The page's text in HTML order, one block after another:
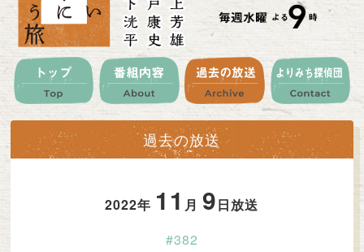
視聴方法 4K放送
イベント ショッピング
公式SNS プレゼント
ご意見・ご感想 会社情報
過去の放送
2022年 11 月9日放送
#382